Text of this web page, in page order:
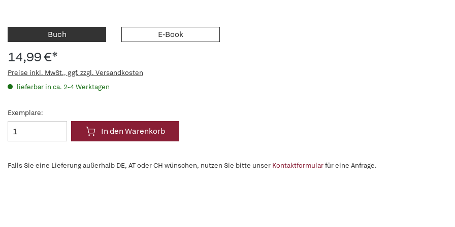
Buch E-Book
14,99 €*
Preise inkl. MwSt., ggf. zzgl. Versandkosten
lieferbar in ca. 2-4 Werktagen
Exemplare:
In den Warenkorb
Falls Sie eine Lieferung außerhalb DE, AT oder CH wünschen, nutzen Sie bitte unser Kontaktformularfür eine Anfrage.